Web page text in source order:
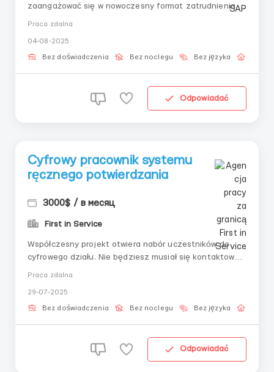
zaangażować się w nowoczesny format zatrudnienia.
Odpowiednia dla tych, którzy cenią spokój i precyzję.
📌 Co należy zrobić:– Zaloguj się do systemu za
Praca zdalna
04-08-2025
Bez doświadczenia Bez noclegu Bez języka
Odpowiadać
Cyfrowy pracownik systemu
ręcznego potwierdzania
3000$ / в месяц
First in Service
Współczesny projekt otwiera nabór uczestników do
cyfrowego działu. Nie będziesz musiał się kontaktować
które cenią sobie koncentrację i strukturalne podejście.
📌 Obowiązki:– Sprawdzan...
Praca zdalna
29-07-2025
Bez doświadczenia Bez noclegu Bez języka
Odpowiadać